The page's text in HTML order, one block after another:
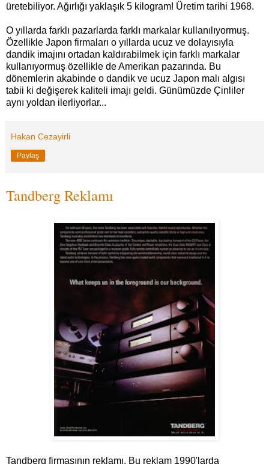
üretebiliyor. Ağırlığı yaklaşık 5 kilogram! Üretim tarihi 1968.
O yıllarda farklı pazarlarda farklı markalar kullanılıyormuş.
Özellikle Japon firmaları o yıllarda ucuz ve dolayısıyla
dandik imajını ortadan kaldırabilmek için farklı markalar
kullanıyormuş özellikle de Amerikan pazarında. Bu
dönemlerin akabinde o dandik ve ucuz Japon malı algısı
tabii ki değişerek kaliteli imajı geldi. Günümüzde Çinliler
aynı yoldan ilerliyorlar...
Hakan Cezayirli
Paylaş
Tandberg Reklamı
Tandberg firmasının reklamı. Bu reklam 1990'larda